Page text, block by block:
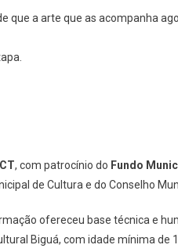
que a arte que as acompanha
, com patrocínio do Fundo
de Cultura e do Conselho
ofereceu base técnica e
Biguá, com idade mínima de